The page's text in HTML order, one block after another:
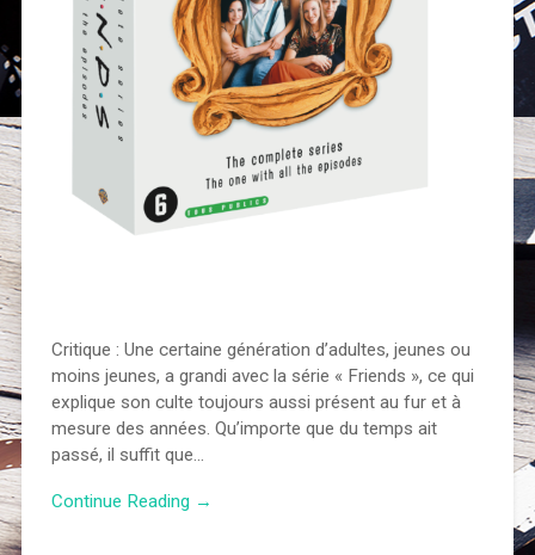
Critique : Une certaine génération d’adultes, jeunes ou
moins jeunes, a grandi avec la série « Friends », ce qui
explique son culte toujours aussi présent au fur et à
mesure des années. Qu’importe que du temps ait
passé, il suffit que…
Continue Reading →